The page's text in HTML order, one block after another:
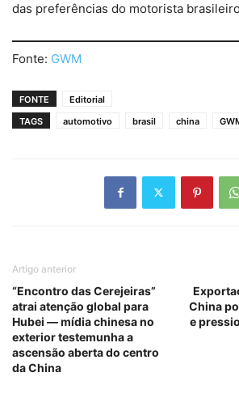
das preferências do motorista
Fonte: GWM
FONTE
Editorial
TAGS
automotivo brasil china
Artigo anterior
“Encontro das Cerejeiras”
atrai atenção global para
Hubei — mídia chinesa no
exterior testemunha a
ascensão aberta do centro
da China
China
e